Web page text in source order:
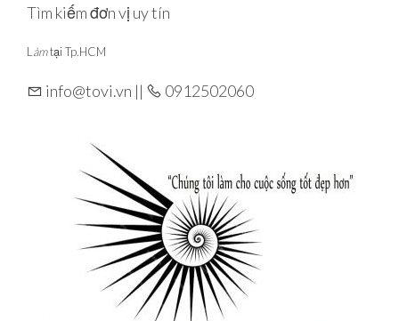
Skip
content
Tìm kiếm đơn vị uy tín
L àmtại Tp.HCM
info@tovi.vn || 0912502060